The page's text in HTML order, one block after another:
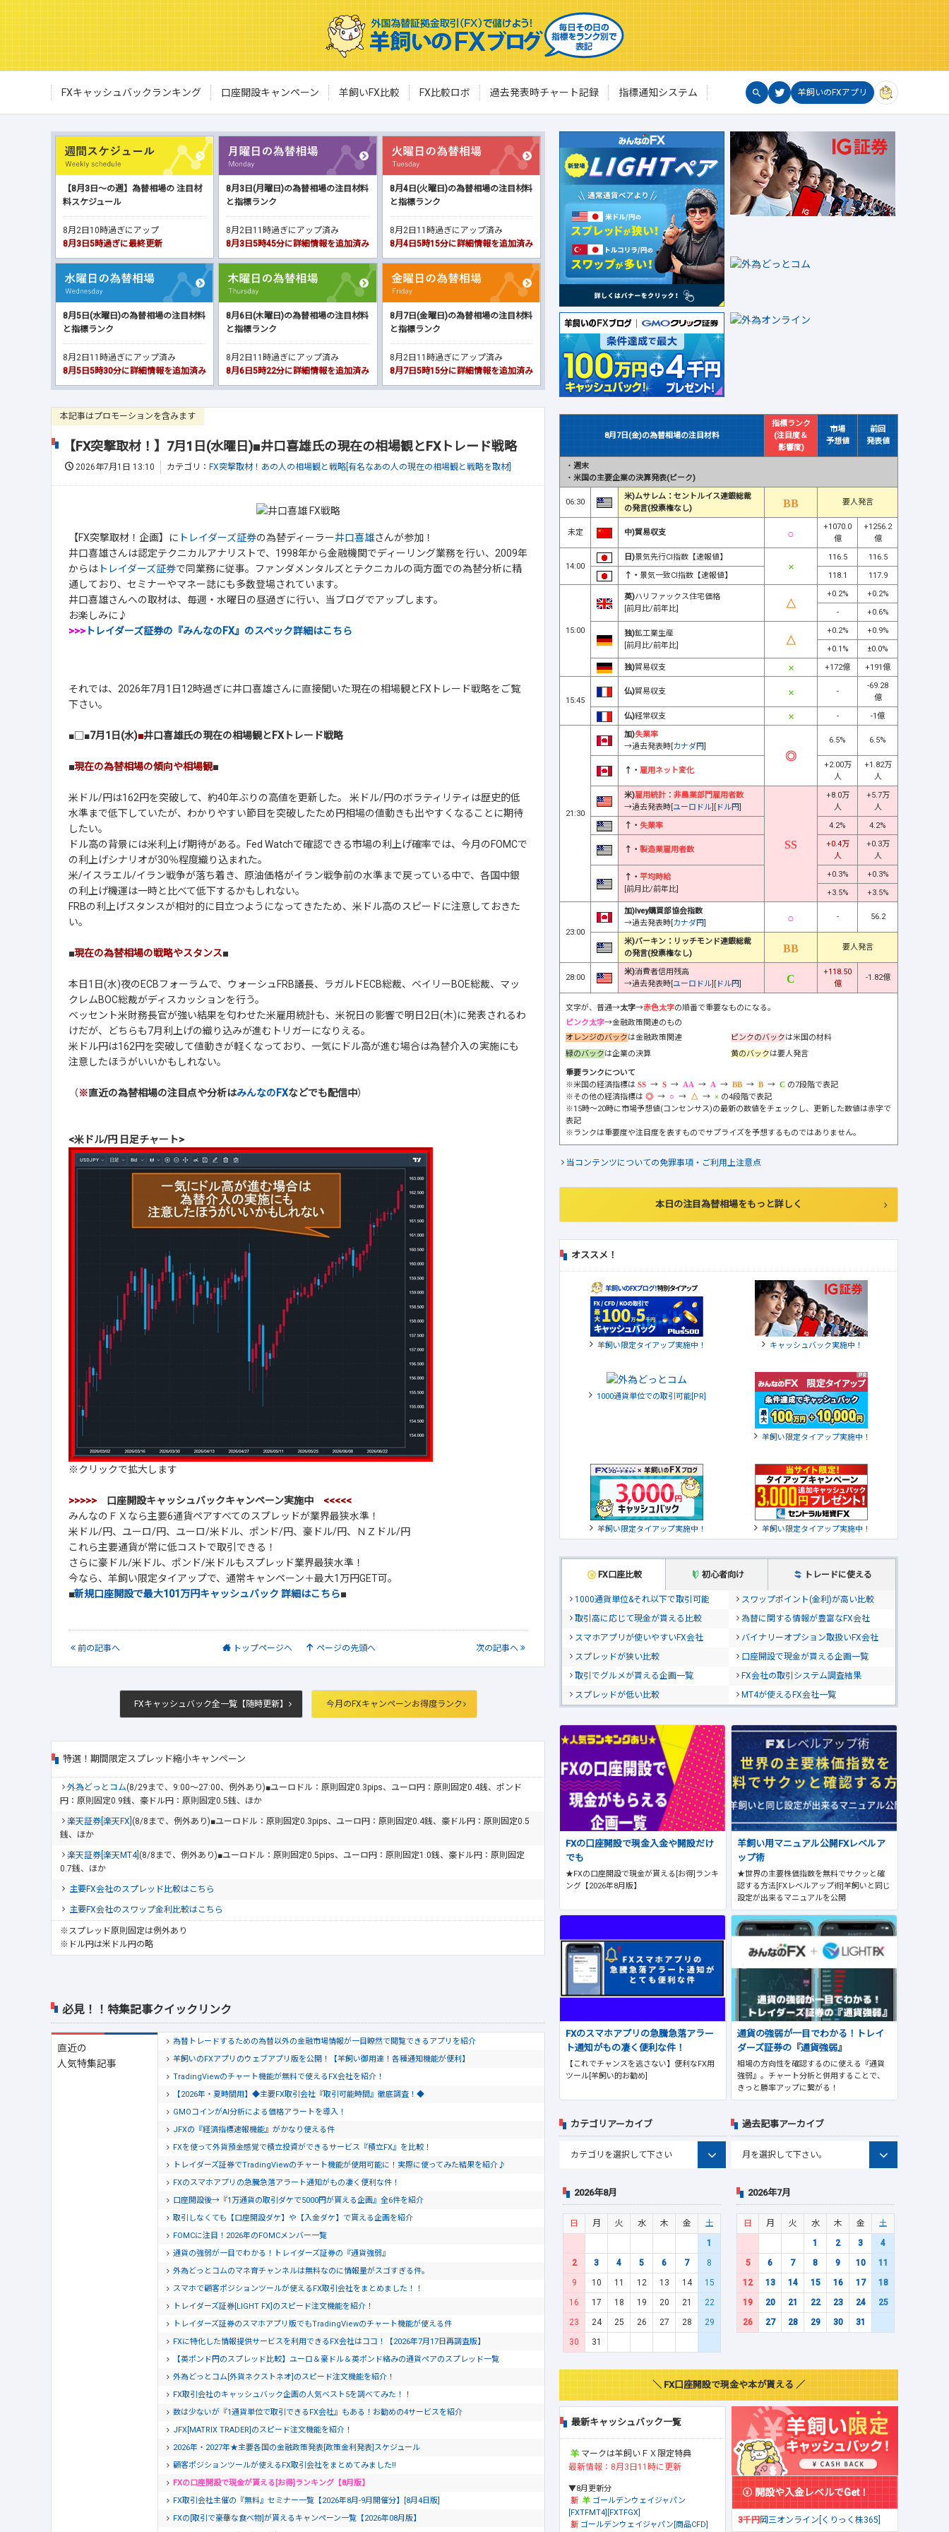
FXキャッシュバックランキング 口座開設キャンペーン 羊飼いFX比較 FX比較ロボ 過去発表時チャート記録 指標通知システム 羊飼いのFXアプリ
【8月3日～の週】為替相場の 注目材
料スケジュール
8月2日10時過ぎにアップ
8月3日5時過ぎに最終更新
8月3日(月曜日)の為替相場の注目材料
と指標ランク
8月2日11時過ぎにアップ済み
8月3日5時45分に詳細情報を追加済み
8月4日(火曜日)の為替相場の注目材料
と指標ランク
8月2日11時過ぎにアップ済み
8月4日5時15分に詳細情報を追加済み
8月5日(水曜日)の為替相場の注目材料
と指標ランク
8月2日11時過ぎにアップ済み
8月5日5時30分に詳細情報を追加済み
8月6日(木曜日)の為替相場の注目材料
と指標ランク
8月2日11時過ぎにアップ済み
8月6日5時22分に詳細情報を追加済み
8月7日(金曜日)の為替相場の注目材料
と指標ランク
8月2日11時過ぎにアップ済み
8月7日5時15分に詳細情報を追加済み
本記事はプロモーションを含みます
【FX突撃取材！】7月1日(水曜日)■井口喜雄氏の現在の相場観とFXトレード戦略
2026年7月1日 13:10 カテゴリ： FX突撃取材！あの人の相場観と戦略[有名なあの人の現在の相場観と戦略を取材]
【FX突撃取材！企画】に トレイダーズ証券の為替ディーラー井口喜雄さんが参加！
井口喜雄さんは認定テクニカルアナリストで、1998年から金融機関でディーリング業務を行い、2009年
からは トレイダーズ証券で同業務に従事。ファンダメンタルズとテクニカルの両方面での為替分析に精
通しており、セミナーやマネー誌にも多数登場されています。
井口喜雄さんへの取材は、毎週・水曜日の昼過ぎに行い、当ブログでアップします。
お楽しみに♪
>>> トレイダーズ証券の『みんなのFX』のスペック詳細はこちら
それでは、2026年7月1日12時過ぎに井口喜雄さんに直接聞いた現在の相場観とFXトレード戦略をご覧
下さい。
■□■7月1日(水)■井口喜雄氏の現在の相場観とFXトレード戦略
■現在の為替相場の傾向や相場観■
米ドル/円は162円を突破して、約40年ぶりの高値を更新した。 米ドル/円のボラティリティは歴史的低
水準まで低下していたが、わかりやすい節目を突破したため円相場の値動きも出やすくなることに期待
したい。
ドル高の背景には米利上げ期待がある。Fed Watchで確認できる市場の利上げ確率では、今月のFOMCで
の利上げシナリオが30％程度織り込まれた。
米/イスラエル/イラン戦争が落ち着き、原油価格がイラン戦争前の水準まで戻っている中で、各国中銀
の利上げ機運は一時と比べて低下するかもしれない。
FRBの利上げスタンスが相対的に目立つようになってきたため、米ドル高のスピードに注意しておきた
い。
■現在の為替相場の戦略やスタンス■
本日1日(水)夜のECBフォーラムで、ウォーシュFRB議長、ラガルドECB総裁、ベイリーBOE総裁、マッ
クレムBOC総裁がディスカッションを行う。
ベッセント米財務長官が強い結果を匂わせた米雇用統計も、米祝日の影響で明日2日(木)に発表されるわ
けだが、どちらも7月利上げの織り込みが進むトリガーになりえる。
米ドル円は162円を突破して値動きが軽くなっており、一気にドル高が進む場合は為替介入の実施にも
注意したほうがいいかもしれない。
（※直近の為替相場の注目点や分析はみんなのFXなどでも配信中）
<米ドル/円 日足チャート>
※クリックで拡大します
>>>>> 口座開設キャッシュバックキャンペーン実施中 <<<<<
みんなのＦＸなら主要6通貨ペアすべてのスプレッドが業界最狭水準！
米ドル/円、ユーロ/円、ユーロ/米ドル、ポンド/円、豪ドル/円、ＮＺドル/円
これら主要通貨が常に低コストで取引できる！
さらに豪ドル/米ドル、ポンド/米ドルもスプレッド業界最狭水準！
今なら、羊飼い限定タイアップで、通常キャンペーン＋最大1万円GET可。
■新規口座開設で最大101万円キャッシュバック 詳細はこちら■
前の記事へ トップページへ ページの先頭へ 次の記事へ
FXキャッシュバック全一覧【随時更新】 今月のFXキャンペーンお得度ランク
特選！期間限定スプレッド縮小キャンペーン
外為どっとコム(8/29まで、9:00～27:00、例外あり)■ユーロドル：原則固定0.3pips、ユーロ円：原則固定0.4銭、ポンド
円：原則固定0.9銭、豪ドル円：原則固定0.5銭、ほか
楽天証券[楽天FX] (8/8まで、例外あり)■ユーロドル：原則固定0.3pips、ユーロ円：原則固定0.4銭、豪ドル円：原則固定0.5
銭、ほか
楽天証券[楽天MT4] (8/8まで、例外あり)■ユーロドル：原則固定0.5pips、ユーロ円：原則固定1.0銭、豪ドル円：原則固定
0.7銭、ほか
主要FX会社のスプレッド比較はこちら
主要FX会社のスワップ金利比較はこちら
※スプレッド原則固定は例外あり
※ドル円は米ドル円の略
必見！！特集記事クイックリンク
直近の
人気特集記事
為替トレードするための為替以外の金融市場情報が一目瞭然で閲覧できるアプリを紹介
羊飼いのFXアプリのウェブアプリ版を公開！【羊飼い御用達！各種通知機能が便利】
TradingViewのチャート機能が無料で使えるFX会社を紹介！
【2026年・夏時間用】◆主要FX取引会社『取引可能時間』徹底調査！◆
GMOコインがAI分析による価格アラートを導入！
JFXの『経済指標速報機能』がかなり使える件
FXを使って外貨預金感覚で積立投資ができるサービス『積立FX』を比較！
トレイダーズ証券でTradingViewのチャート機能が使用可能に！実際に使ってみた結果を紹介♪
FXのスマホアプリの急騰急落アラート通知がもの凄く便利な件！
口座開設後→『1万通貨の取引ダケで5000円が貰える企画』全6件を紹介
取引しなくても【口座開設ダケ】や【入金ダケ】で貰える企画を紹介
FOMCに注目！2026年のFOMCメンバー一覧
通貨の強弱が一目でわかる！トレイダーズ証券の『通貨強弱』
外為どっとコムのマネ育チャンネルは無料なのに情報量がスゴすぎる件。
スマホで顧客ポジションツールが使えるFX取引会社をまとめました！！
トレイダーズ証券[LIGHT FX]のスピード注文機能を紹介！
トレイダーズ証券のスマホアプリ版でもTradingViewのチャート機能が使える件
FXに特化した情報提供サービスを利用できるFX会社はココ！【2026年7月17日再調査版】
【英ポンド円のスプレッド比較】ユーロ＆豪ドル＆英ポンド絡みの通貨ペアのスプレッド一覧
外為どっとコム[外貨ネクストネオ]のスピード注文機能を紹介！
FX取引会社のキャッシュバック企画の人気ベスト5を調べてみた！！
数は少ないが『1通貨単位で取引できるFX会社』もある！お勧めの4サービスを紹介
JFX[MATRIX TRADER]のスピード注文機能を紹介！
2026年・2027年★主要各国の金融政策発表[政策金利発表]スケジュール
顧客ポジションツールが使えるFX取引会社をまとめてみました!!
FXの口座開設で現金が貰える[お得]ランキング【8月版】
FX取引会社主催の『無料』セミナー一覧【2026年8月-9月開催分】[8月4日版]
FXの[取引で豪華な食べ物]が貰えるキャンペーン一覧【2026年08月版】
8月7日(金)の為替相場の注目材料
指標ランク
(注目度＆
影響度)
市場
予想値
前回
発表値
・ 週末
・ 米国の主要企業の決算発表(ピーク)
06:30
米)ムサレム：セントルイス連銀総裁
の発言(投票権なし)
要人発言
未定 中)貿易収支
+1070.0
億
+1256.2
億
14:00
日)景気先行CI指数【速報値】 116.5
116.5
↑・ 景気一致CI指数【速報値】 118.1 117.9
15:00
英)ハリファックス住宅価格
[前月比/前年比]
+0.2%
+0.2%
-
+0.6%
独)鉱工業生産
[前月比/前年比]
+0.2%
+0.9%
+0.1%
±0.0%
独)貿易収支 +172億 +191億
15:45
仏)貿易収支 -
-69.28
億
仏)経常収支 - -1億
21:30
加)失業率
→過去発表時[カナダ円]
6.5% 6.5%
↑・ 雇用ネット変化
+2.00万
人
+1.82万
人
米)雇用統計 ： 非農業部門雇用者数
→過去発表時[ユーロドル][ ドル円]
+8.0万
人
+5.7万
人
↑・ 失業率 4.2% 4.2%
↑・ 製造業雇用者数
+0.4万
人
+0.3万
人
↑・ 平均時給
[前月比/前年比]
+0.3%
+0.3%
+3.5%
+3.5%
23:00
加)Ivey購買部協会指数
→過去発表時[カナダ円]
- 56.2
米)バーキン：リッチモンド連銀総裁
の発言(投票権なし)
要人発言
28:00
米)消費者信用残高
→過去発表時[ユーロドル][ ドル円]
+118.50
億
-1.82億
文字が、普通→太字→赤色太字の順番で重要なものになる。
ピンク太字→金融政策関連のもの
オレンジのバックは金融政策関連 ピンクのバックは米国の材料
緑のバックは企業の決算 黄のバックは要人発言
重要ランクについて
※米国の経済指標は
→ → → → → →
の7段階で表記
※その他の経済指標は
→ → →
の4段階で表記
※15時～20時に市場予想値(コンセンサス)の最新の数値をチェックし、更新した数値は赤字で
表記
※ランクは重要度や注目度を表すものでサプライズを予想するものではありません。
当コンテンツについての免罪事項・ご利用上注意点
本日の注目為替相場をもっと詳しく
オススメ！
羊飼い限定タイアップ実施中！ キャッシュバック実施中！
1000通貨単位での取引可能[PR]
羊飼い限定タイアップ実施中！
羊飼い限定タイアップ実施中！ 羊飼い限定タイアップ実施中！
FX口座比較 初心者向け トレードに使える
1000通貨単位&それ以下で取引可能
スワップポイント(金利)が高い比較
取引高に応じて現金が貰える比較
為替に関する情報が豊富なFX会社
スマホアプリが使いやすいFX会社
バイナリーオプション取扱いFX会社
スプレッドが狭い比較
口座開設で現金が貰える企画一覧
取引でグルメが貰える企画一覧
FX会社の取引システム調査結果
スプレッドが低い比較
MT4が使えるFX会社一覧
FXの口座開設で現金入金や開設だけ
でも
★FXの口座開設で現金が貰える[お得]ランキ
ング【2026年8月版】
羊飼い用マニュアル公開FXレベルア
ップ術
★世界の主要株価指数を無料でサクッと確
認する方法[FXレベルアップ術]羊飼いと同じ
設定が出来るマニュアルを公開
FXのスマホアプリの急騰急落アラー
ト通知がもの凄く便利な件！
【これでチャンスを逃さない】便利なFX用
ツール[羊飼い的お勧め]
通貨の強弱が一目でわかる！トレイ
ダーズ証券の『通貨強弱』
相場の方向性を確認するのに使える『通貨
強弱』。チャート分析と併用することで、
きっと勝率アップに繋がる！
カテゴリアーカイブ 過去記事アーカイブ
2026年8月
日 月 火 水 木 金
土
1
2
3 4 5 6 7
8
9
10 11 12 13 14
15
16
17 18 19 20 21
22
23
24 25 26 27 28
29
30
31
2026年7月
日 月 火 水 木 金
土
1
2 3
4
5
6 7 8 9 10
11
12
13 14 15 16 17
18
19
20 21 22 23 24
25
26
27 28 29 30 31
＼ FX口座開設で現金や本が貰える ／
最新キャッシュバック一覧
マークは羊飼いＦＸ限定特典
最新情報：8月3日11時に更新
▼8月更新分
ゴールデンウェイジャパン
[FXTFMT4][FXTFGX]
ゴールデンウェイジャパン[商品CFD]
開設や入金レベルでGet！
3千円岡三オンライン[くりっく株365]